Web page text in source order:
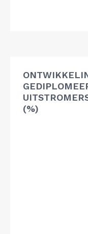
(%)